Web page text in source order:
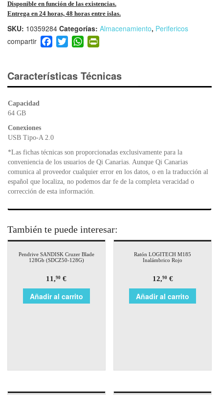
Disponible en función de las existencias.
Entrega en 24 horas, 48 horas entre islas.
SKU: 10359284 Categorías: Almacenamiento, Perifericos
F
a
e
b
T
wi
er
W
h
s
A
ri
e
Características Técnicas
Capacidad
64 GB
Conexiones
USB Tipo-A 2.0
*Las fichas técnicas son proporcionadas exclusivamente para la
conveniencia de los usuarios de Qi Canarias. Aunque Qi Canarias
comunica al proveedor cualquier error en los datos, o en la traducción al
español que localiza, no podemos dar fe de la completa veracidad o
corrección de esta información.
También te puede interesar:
Pendrive SANDISK Cruzer Blade
128Gb (SDCZ50-128G)
11,90 €
Añadir al carrito
Ratón LOGITECH M185
Inalámbrico Rojo
12,90€
Añadir al carrito